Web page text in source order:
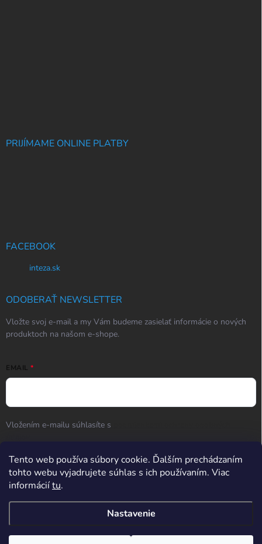
Tento web používa súbory cookie. Ďalším prechádzaním
tohto webu vyjadrujete súhlas s ich používaním. Viac
informáciítu.
Nastavenie
Potrebujete poradiť? Po-So od 9:00 do 17:00, Ne od
PRIJÍMAME ONLINE PLATBY
FACEBOOK
inteza.sk
ODOBERAŤ NEWSLETTER
Vložte svoj e-mail a my Vám budeme zasielať informácie o nových
produktoch na našom e-shope.
EMAIL
Vložením e-mailu súhlasíte s
Prihlásiť sa
Hodnotenie obchodu